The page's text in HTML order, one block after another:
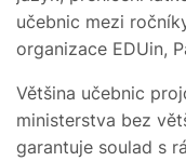
učebnic mezi
organizace EDUin,
Většina učebnic
ministerstva bez
garantuje soulad s